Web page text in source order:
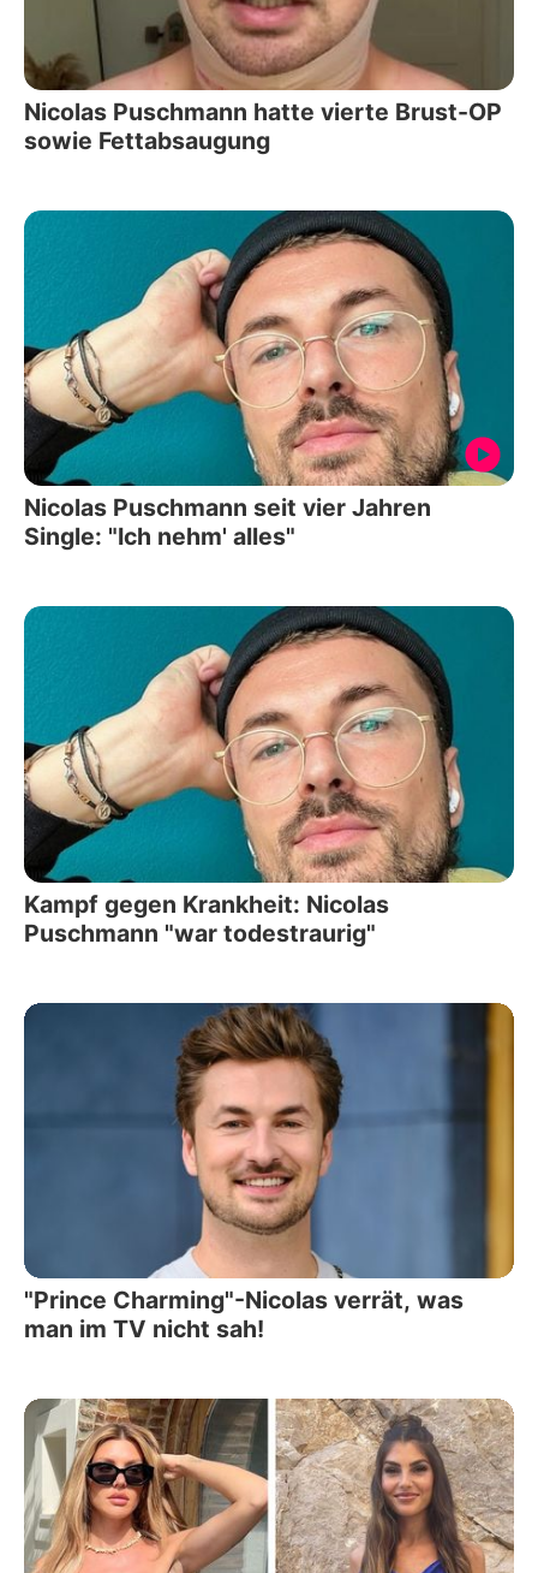
Nicolas Puschmann hatte vierte Brust-OP
sowie Fettabsaugung
Nicolas Puschmann seit vier Jahren
Single: "Ich nehm' alles"
Kampf gegen Krankheit: Nicolas
Puschmann "war todestraurig"
"Prince Charming"-Nicolas verrät, was
man im TV nicht sah!